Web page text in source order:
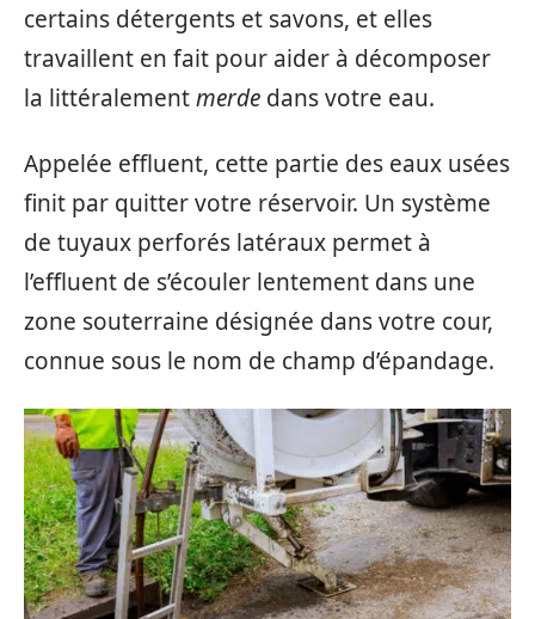
certains détergents et savons, et elles
travaillent en fait pour aider à décomposer
la littéralementmerde dans votre eau.
Appelée effluent, cette partie des eaux usées
finit par quitter votre réservoir. Un système
de tuyaux perforés latéraux permet à
l’effluent de s’écouler lentement dans une
zone souterraine désignée dans votre cour,
connue sous le nom de champ d’épandage.